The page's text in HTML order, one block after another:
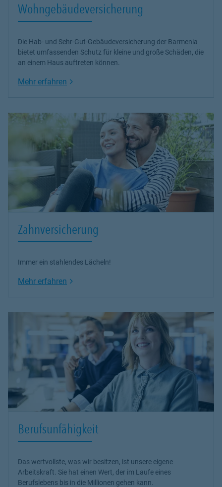
Wohngebäudeversicherung
Die Hab- und Sehr-Gut-Gebäudeversicherung der Barmenia
bietet umfassenden Schutz für kleine und große Schäden, die
an einem Haus auftreten können.
Mehr erfahren Link Opens in New Tab
Zahnversicherung
Immer ein stahlendes Lächeln!
Mehr erfahren Link Opens in New Tab
Berufsunfähigkeit
Das wertvollste, was wir besitzen, ist unsere eigene
Arbeitskraft. Sie hat einen Wert, der im Laufe eines
Berufslebens bis in die Millionen gehen kann.